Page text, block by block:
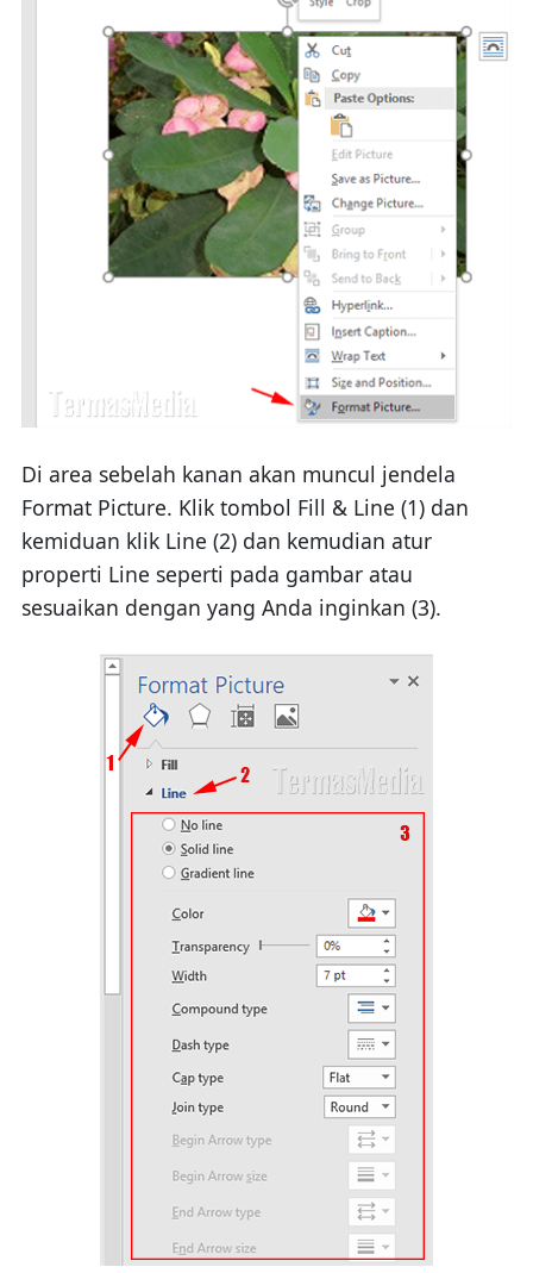
Di area sebelah kanan akan muncul jendela
Format Picture. Klik tombol Fill & Line (1) dan
kemiduan klik Line (2) dan kemudian atur
properti Line seperti pada gambar atau
sesuaikan dengan yang Anda inginkan (3).